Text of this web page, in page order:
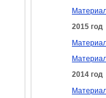
2015 год
2014 год